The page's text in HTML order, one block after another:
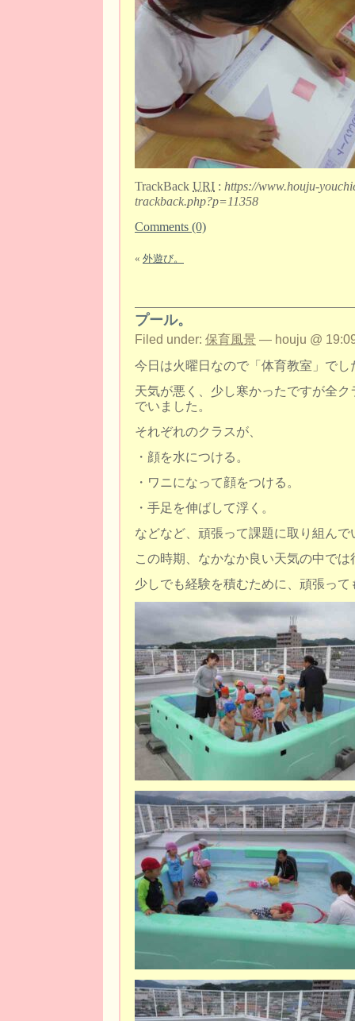
TrackBack URI : https://www.houju-
trackback.php?p=11358
Comments (0)
« 外遊び。
プール。
Filed under: 保育風景 — houju @
今日は火曜日なので「体育教室」でし
天気が悪く、少し寒かったですが全ク
でいました。
それぞれのクラスが、
・顔を水につける。
・ワニになって顔をつける。
・手足を伸ばして浮く。
などなど、頑張って課題に取り組んで
この時期、なかなか良い天気の中では
少しでも経験を積むために、頑張っ